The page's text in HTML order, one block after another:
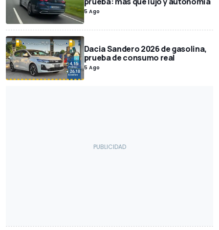
5 Ago
Dacia Sandero 2026 de gasolina,
prueba de consumo real
5 Ago